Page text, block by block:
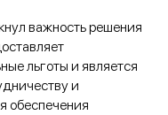
важность решения
льготы и является
и
обеспечения